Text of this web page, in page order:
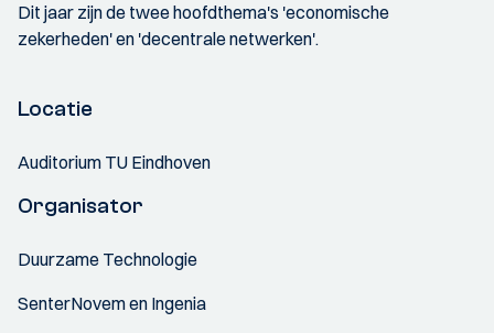
Dit jaar zijn de twee hoofdthema's 'economische
zekerheden' en 'decentrale netwerken'.
Locatie
Auditorium TU Eindhoven
Organisator
Duurzame Technologie
SenterNovem en Ingenia